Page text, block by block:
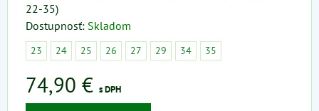
22-35)
Dostupnosť: Skladom
23 24 25 26 27 29 34 35
74,90 € s DPH